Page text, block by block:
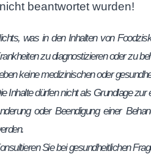
nicht beantwortet wurden!
was in den Inhalten von
zu diagnostizieren oder zu
keine medizinischen oder
Inhalte dürfen nicht als Grundlage
oder Beendigung einer
Sie bei gesundheitlichen